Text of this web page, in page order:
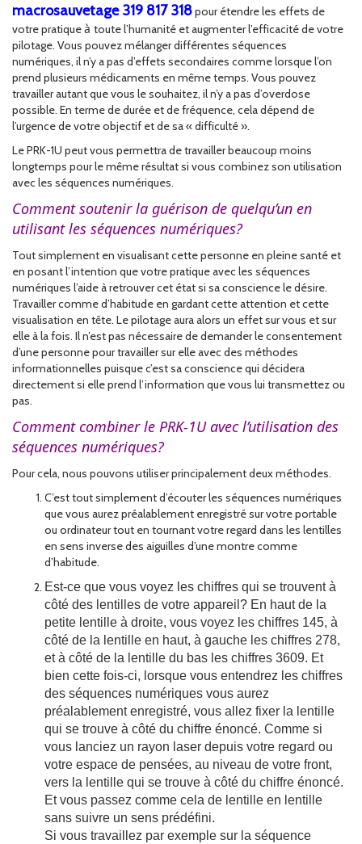
macrosauvetage 319 817 318pour étendre les effets de
votre pratiqueà toute l’humanité et augmenter l’efficacité de votre
pilotage. Vous pouvez mélanger différentes séquences
numériques, il n’y a pas d’effets secondaires comme lorsque l’on
prend plusieurs médicaments en même temps. Vous pouvez
travailler autant que vous le souhaitez, il n’y a pas d’overdose
possible. En terme de durée et de fréquence, cela dépend de
l’urgence de votre objectif et de sa « difficulté ».
Le PRK-1U peut vous permettra de travailler beaucoup moins
longtemps pour le même résultat si vous combinez son utilisation
avec les séquences numériques.
Comment soutenir la guérison de quelqu’un en
utilisant les séquences numériques?
Tout simplement en visualisant cette personne en pleine santé et
en posant l’intention que votre pratique avec les séquences
numériques l’aide à retrouver cet état si sa conscience le désire.
Travailler comme d’habitude en gardant cette attention et cette
visualisation en tête. Le pilotage aura alors un effet sur vous et sur
elle à la fois. Il n’est pas nécessaire de demander le consentement
d’une personne pour travailler sur elle avec des méthodes
informationnelles puisque c’est sa conscience qui décidera
directement si elle prend l’information que vous lui transmettez ou
pas.
Comment combiner le PRK-1U avec l’utilisation des
séquences numériques?
Pour cela, nous pouvons utiliser principalement deux méthodes.
C’est tout simplement d’écouter les séquences numériques
que vous aurez préalablement enregistré sur votre portable
ou ordinateur tout en tournant votre regard dans les lentilles
en sens inverse des aiguilles d’une montre comme
d’habitude.
Est-ce que vous voyez les chiffres qui se trouvent à
côté des lentilles de votre appareil? En haut de la
petite lentille à droite, vous voyez les chiffres 145, à
côté de la lentille en haut, à gauche les chiffres 278,
et à côté de la lentille du bas les chiffres 3609. Et
bien cette fois-ci, lorsque vous entendrez les chiffres
des séquences numériques vous aurez
préalablement enregistré, vous allez fixer la lentille
qui se trouve à côté du chiffre énoncé. Comme si
vous lanciez un rayon laser depuis votre regard ou
votre espace de pensées, au niveau de votre front,
vers la lentille qui se trouve à côté du chiffre énoncé.
Et vous passez comme cela de lentille en lentille
sans suivre un sens prédéfini.
Si vous travaillez par exemple sur la séquence